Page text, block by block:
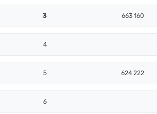
3 663 160
4
5 624 222
6